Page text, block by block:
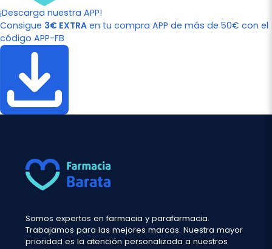
¡Descarga nuestra APP!
Consigue 3€ EXTRA en tu compra APP de más de 50€ con el
código APP-FB
Somos expertos en farmacia y parafarmacia.
Trabajamos para las mejores marcas. Nuestra mayor
prioridad es la atención personalizada a nuestros